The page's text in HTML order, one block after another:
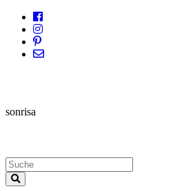
sonrisa